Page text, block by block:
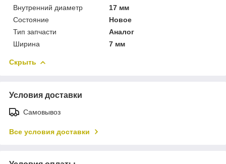
Внутренний диаметр
17 мм
Состояние
Новое
Тип запчасти
Аналог
Ширина
7 мм
Скрыть
Условия доставки
Самовывоз
Все условия доставки